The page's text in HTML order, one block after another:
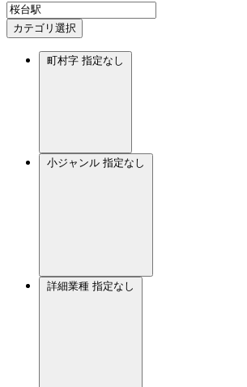
カテゴリ選択
町村字 指定なし
小ジャンル 指定なし
詳細業種 指定なし